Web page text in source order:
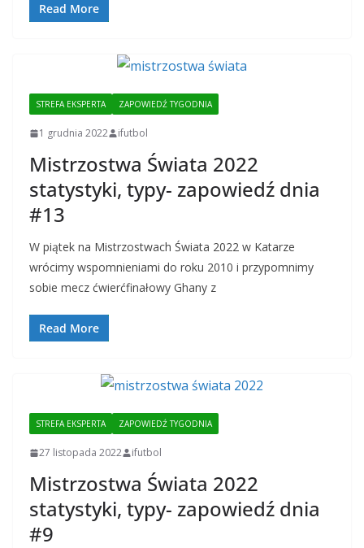
Read More
STREFA EKSPERTA ZAPOWIEDŹ TYGODNIA
1 grudnia 2022 ifutbol
Mistrzostwa Świata 2022
statystyki, typy- zapowiedź dnia
#13
W piątek na Mistrzostwach Świata 2022 w Katarze
wrócimy wspomnieniami do roku 2010 i przypomnimy
sobie mecz ćwierćfinałowy Ghany z
Read More
STREFA EKSPERTA ZAPOWIEDŹ TYGODNIA
27 listopada 2022 ifutbol
Mistrzostwa Świata 2022
statystyki, typy- zapowiedź dnia
#9